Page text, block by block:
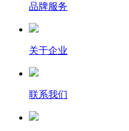
品牌服务
关于企业
联系我们